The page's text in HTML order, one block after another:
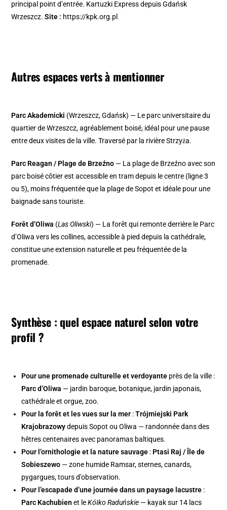
principal point d’entrée. Kartuzki Express depuis Gdańsk
Wrzeszcz.Site : https://kpk.org.pl
Autres espaces verts à mentionner
Parc Akademicki (Wrzeszcz, Gdańsk) — Le parc universitaire du
quartier de Wrzeszcz, agréablement boisé, idéal pour une pause
entre deux visites de la ville. Traversé par la rivière Strzyża.
Parc Reagan / Plage de Brzeźno — La plage de Brzeźno avec son
parc boisé côtier est accessible en tram depuis le centre (ligne 3
ou 5), moins fréquentée que la plage de Sopot et idéale pour une
baignade sans touriste.
Forêt d’Oliwa (Las Oliwski) — La forêt qui remonte derrière le Parc
d’Oliwa vers les collines, accessible à pied depuis la cathédrale,
constitue une extension naturelle et peu fréquentée de la
promenade.
Synthèse : quel espace naturel selon votre
profil ?
Pour une promenade culturelle et verdoyante près de la ville :
Parc d’Oliwa — jardin baroque, botanique, jardin japonais,
cathédrale et orgue, zoo.
Pour la forêt et les vues sur la mer :Trójmiejski Park
Krajobrazowydepuis Sopot ou Oliwa — randonnée dans des
hêtres centenaires avec panoramas baltiques.
Pour l’ornithologie et la nature sauvage : Ptasi Raj / Île de
Sobieszewo — zone humide Ramsar, sternes, canards,
pygargues, tours d’observation.
Pour l’escapade d’une journée dans un paysage lacustre :
Parc Kachubien et leKółko Raduńskie — kayak sur 14 lacs